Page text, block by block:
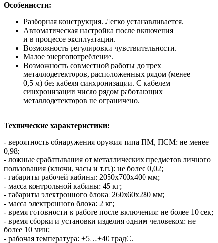
Особенности:
Разборная конструкция. Легко устанавливается.
Автоматическая настройка после включения
и в процессе эксплуатации.
Возможность регулировки чувствительности.
Малое энергопотребление.
Возможность совместной работы до трех
металлодетекторов, расположенных рядом (менее
0,5 м) без кабеля синхронизации. С кабелем
синхронизации число рядом работающих
металлодетекторов не ограничено.
Технические характеристики:
- вероятность обнаружения оружия типа ПМ, ПСМ: не менее
0,98;
- ложные срабатывания от металлических предметов личного
пользования (ключи, часы и т.п.): не более 0,02;
- габариты рабочей кабины: 2050х700х400 мм;
- масса контрольной кабины: 45 кг;
- габариты электронного блока: 260х60х280 мм;
- масса электронного блока: 2 кг;
- время готовности к работе после включения: не более 10 сек;
- время сборки и установки изделия одним человеком: не
более 10 мин;
- рабочая температура: +5…+40 градС.